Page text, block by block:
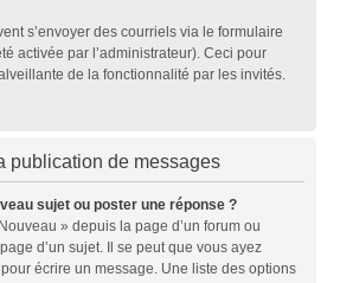
s’envoyer des courriels via le formulaire
activée par l’administrateur). Ceci pour
de la fonctionnalité par les invités.
publication de messages
sujet ou poster une réponse ?
» depuis la page d’un forum ou
d’un sujet. Il se peut que vous ayez
écrire un message. Une liste des options